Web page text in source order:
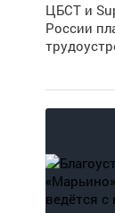
ЦБСТ и
России